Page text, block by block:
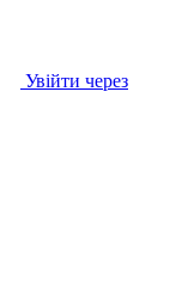
Увійти через